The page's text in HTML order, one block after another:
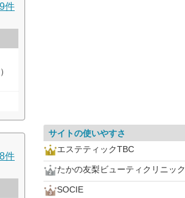
件
件
サイトの使いやすさ
エステティックTBC
たかの友梨ビューティクリニック
SOCIE